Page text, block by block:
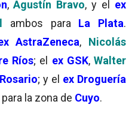
,Agustín Bravo, y el ex
ambos para La Plata.
AstraZeneca, Nicolás
Ríos; el ex GSK,Walter
Rosario; y el ex Droguería
para la zona de Cuyo.